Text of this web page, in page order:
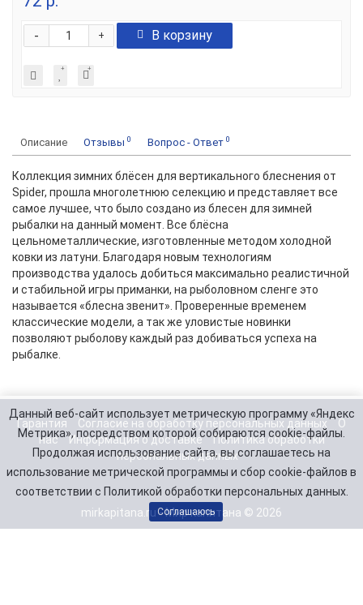
+
- В корзину
Описание Отзывы 0 Вопрос - Ответ 0
Коллекция зимних блёсен для вертикального блеснения от
Spider, прошла многолетнюю селекцию и представляет все
самое лучшее, что было создано из блесен для зимней
рыбалки на данный момент. Все блёсна
цельнометаллические, изготовленные методом холодной
ковки из латуни. Благодаря новым технологиям
производства удалось добиться максимально реалистичной
и стабильной игры приманки, на рыболовном сленге это
называется «блесна звенит». Проверенные временем
классические модели, а так же уловистые новинки
позволяют рыболову каждый раз добиваться успеха на
рыбалке.
Гарантия Согласие на обработку персональных данных
О
нас
Информация о доставке
Политика обработки
персональных данных
mirkapitana.ru - Мир капитана © 2026
Данный веб-сайт использует метрическую программу «Яндекс
Метрика», посредством которой собираются cookie-файлы.
Продолжая использование сайта, вы соглашаетесь на
использование метрической программы и сбор cookie-файлов в
соответствии с Политикой обработки персональных данных.
Соглашаюсь